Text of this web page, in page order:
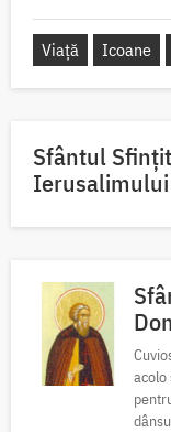
Viață Icoane
Sfântul
Ierusalimului
acolo